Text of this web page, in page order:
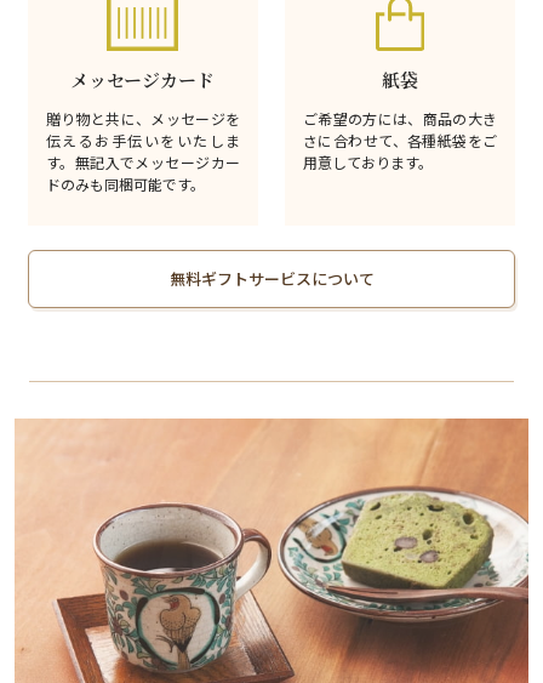
メッセージカード
贈り物と共に、メッセージを
伝えるお手伝いをいたしま
す。無記入でメッセージカー
ドのみも同梱可能です。
紙袋
ご希望の方には、商品の大き
さに合わせて、各種紙袋をご
用意しております。
無料ギフトサービスについて